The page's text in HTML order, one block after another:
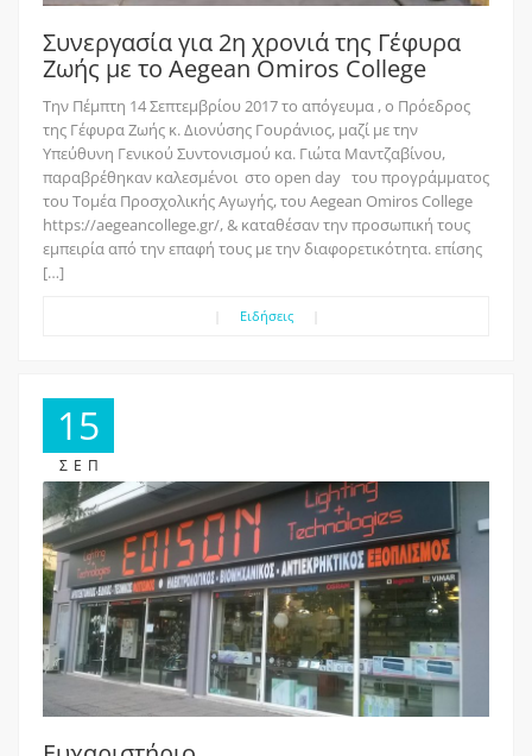
Συνεργασία για 2η χρονιά της Γέφυρα
Ζωής με το Αegean Οmiros College
Την Πέμπτη 14 Σεπτεμβρίου 2017 το απόγευμα , ο Πρόεδρος
της Γέφυρα Ζωής κ. Διονύσης Γουράνιος, μαζί με την
Υπεύθυνη Γενικού Συντονισμού κα. Γιώτα Μαντζαβίνου,
παραβρέθηκαν καλεσμένοι στο open day του προγράμματος
του Τομέα Προσχολικής Αγωγής, του Aegean Omiros College
https://aegeancollege.gr/, & καταθέσαν την προσωπική τους
εμπειρία από την επαφή τους με την διαφορετικότητα. επίσης
[…]
Ειδήσεις
15
ΣΕΠ